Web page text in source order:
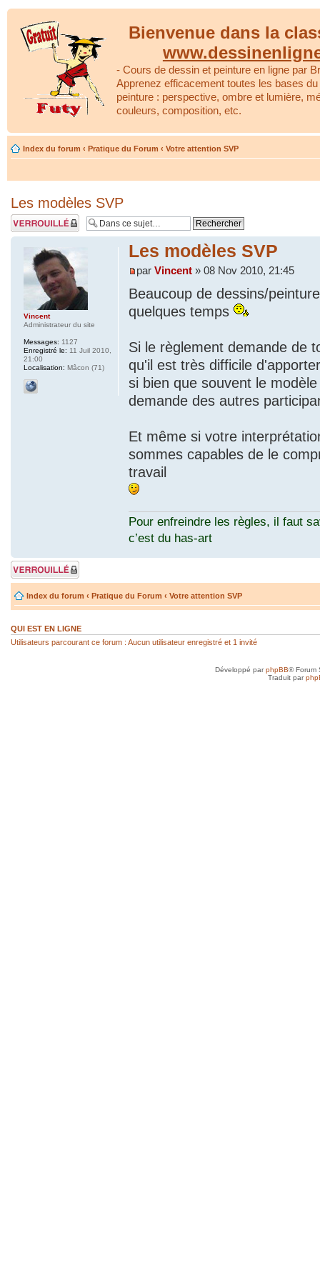
Bienvenue dans la
- Cours de dessin et peinture en ligne par
Apprenez efficacement toutes les bases
peinture : perspective, ombre et lumière,
couleurs, composition, etc.
Index du forum ‹ Pratique du Forum ‹ Votre attention SVP
Les modèles SVP
Sujet verrouillé
Les modèles SVP
parVincent » 08 Nov 2010, 21:45
Beaucoup de dessins/
quelques temps
Si le règlement demande de
qu'il est très difficile
si bien que souvent le
demande des autres
Et même si votre
sommes capables de le
travail
Pour enfreindre les règles, il faut
c’est du has-art
Vincent
Administrateur du site
Messages: 1127
Enregistré le: 11 Juil 2010,
21:00
Localisation: Mâcon (71)
Sujet verrouillé
Index du forum ‹ Pratique du Forum ‹ Votre attention SVP
QUI EST EN LIGNE
Utilisateurs parcourant ce forum : Aucun utilisateur enregistré et 1 invité
Développé parphpBB® Forum
Traduit par